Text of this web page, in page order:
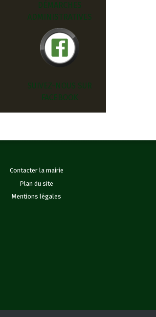
DÉMARCHES
ADMINISTRATIVES
SUIVEZ-NOUS SUR
FACEBOOK
Contacter la mairie
Plan du site
Mentions légales